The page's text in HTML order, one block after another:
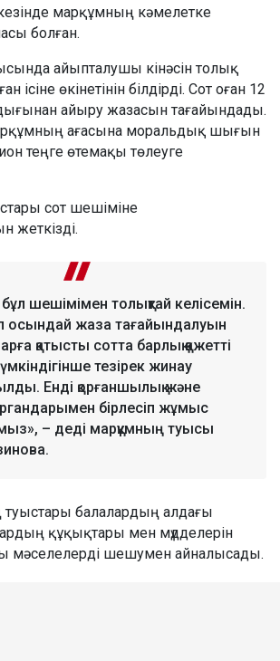
марқұмның кәмелетке
болған.
айыпталушы кінәсін толық
ісіне өкінетінін білдірді. Сот оған 12
айыру жазасын тағайындады.
ағасына моральдық шығын
теңге өтемақы төлеуге
сот шешіміне
жеткізді.
шешімімен толықтай келісемін.
осындай жаза тағайындалуын
қатысты сотта барлық қажетті
тезірек жинау
Енді қорғаншылық және
бірлесіп жұмыс
– деді марқұмның туысы
балалардың алдағы
құқықтары мен мүдделерін
мәселелерді шешумен айналысады.